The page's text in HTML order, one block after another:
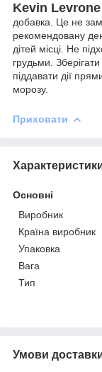
Kevin
добавка. Це не
рекомендовану
дітей місці. Не
грудьми.
піддавати дії
морозу.
Приховати
Основні
Виробник
Країна виробник
Упаковка
Вага
Тип
Умови